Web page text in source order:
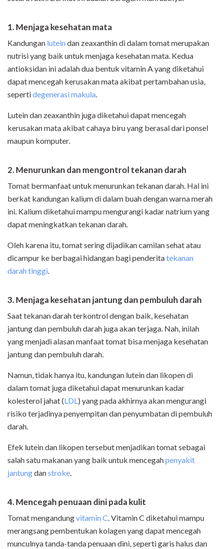
1. Menjaga kesehatan mata
Kandungan luteindan zeaxanthin di dalam tomat merupakan
nutrisi yang baik untuk menjaga kesehatan mata. Kedua
antioksidan ini adalah dua bentuk vitamin A yang diketahui
dapat mencegah kerusakan mata akibat pertambahan usia,
sepertidegenerasi makula.
Lutein dan zeaxanthin juga diketahui dapat mencegah
kerusakan mata akibat cahaya biru yang berasal dari ponsel
maupun komputer.
2. Menurunkan dan mengontrol tekanan darah
Tomat bermanfaat untuk menurunkan tekanan darah. Hal ini
berkat kandungan kalium di dalam buah dengan warna merah
ini. Kalium diketahui mampu mengurangi kadar natrium yang
dapat meningkatkan tekanan darah.
Oleh karena itu, tomat sering dijadikan camilan sehat atau
dicampur ke berbagai hidangan bagi penderitatekanan
darah tinggi.
3. Menjaga kesehatan jantung dan pembuluh darah
Saat tekanan darah terkontrol dengan baik, kesehatan
jantung dan pembuluh darah juga akan terjaga. Nah, inilah
yang menjadi alasan manfaat tomat bisa menjaga kesehatan
jantung dan pembuluh darah.
Namun, tidak hanya itu, kandungan lutein dan likopen di
dalam tomat juga diketahui dapat menurunkan kadar
kolesterol jahat (LDL) yang pada akhirnya akan mengurangi
risiko terjadinya penyempitan dan penyumbatan di pembuluh
darah.
Efek lutein dan likopen tersebut menjadikan tomat sebagai
salah satu makanan yang baik untuk mencegahpenyakit
jantungdanstroke.
4. Mencegah penuaan dini pada kulit
Tomat mengandungvitamin C. Vitamin C diketahui mampu
merangsang pembentukan kolagen yang dapat mencegah
munculnya tanda-tanda penuaan dini, seperti garis halus dan